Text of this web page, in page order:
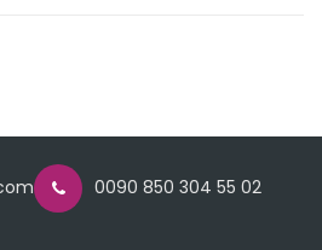
0090 850 304 55 02